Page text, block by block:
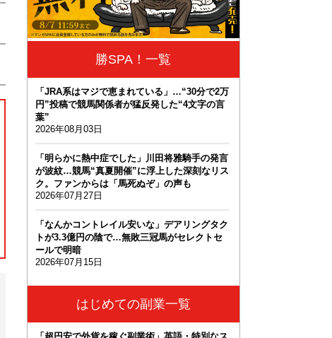
勝SPA！一覧
「JRA系はマジで恵まれている」…“30分で2万
円”投稿で競馬関係者が猛反発した“4文字の言
葉”
2026年08月03日
「明らかに熱中症でした」川田将雅騎手の発言
が波紋…競馬“真夏開催”に浮上した深刻なリス
ク。ファンからは「馬死ぬぞ」の声も
2026年07月27日
「なんかコントレイル安いな」デアリングタク
トが3.3億円の陰で…無敗三冠馬がセレクトセ
ールで明暗
2026年07月15日
はじめての副業一覧